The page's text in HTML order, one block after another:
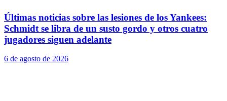
Últimas noticias sobre las lesiones de los Yankees:
Schmidt se libra de un susto gordo y otros cuatro
jugadores siguen adelante
6 de agosto de 2026